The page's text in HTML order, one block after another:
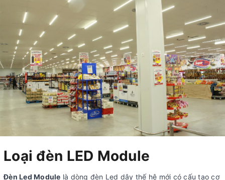
Loại đèn LED Module
Đèn Led Module là dòng đèn Led dây thế hệ mới có cấu tạo cơ